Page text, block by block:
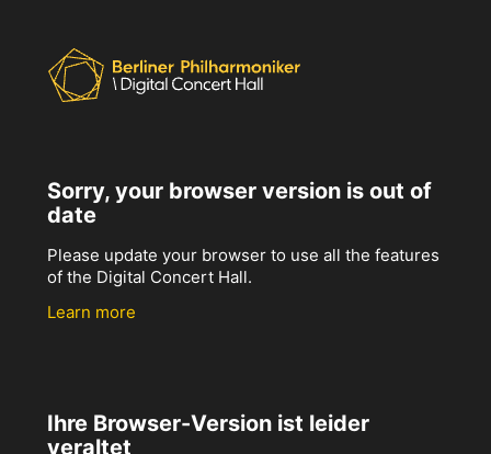
Sorry, your browser version is out of
date
Please update your browser to use all the features
of the Digital Concert Hall.
Learn more
Ihre Browser-Version ist leider
veraltet